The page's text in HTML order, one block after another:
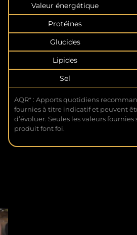
Valeur énergétique
Protéines
Glucides
Lipides
Sel
AQR* : Apports quotidiens
fournies à titre indicatif et peuvent
d’évoluer. Seules les valeurs
produit font foi.